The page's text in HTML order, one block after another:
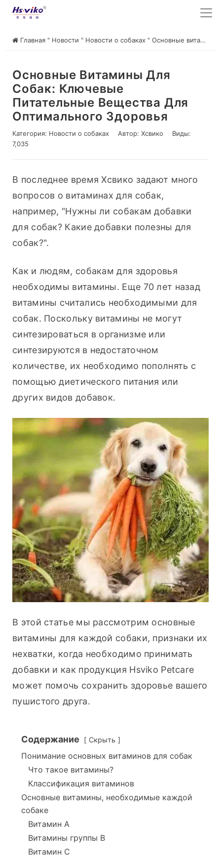
Главная " Новости " Новости о собаках " Основные витамины для собак: ключевые питательные вещества для оптимального здоровья
Основные Витамины Для
Собак: Ключевые
Питательные Вещества Для
Оптимального Здоровья
Категория: Новости о собаках Автор: Хсвико
Виды:
7,035
В последнее время Хсвико задают много
вопросов о витаминах для собак,
например, "Нужны ли собакам добавки
для собак? Какие добавки полезны для
собак?".
Как и людям, собакам для здоровья
необходимы витамины. Еще 70 лет назад
витамины считались необходимыми для
собак. Поскольку витамины не могут
синтезироваться в организме или
синтезируются в недостаточном
количестве, их необходимо пополнять с
помощью диетического питания или
других видов добавок.
В этой статье мы рассмотрим основные
витамины для каждой собаки, признаки их
нехватки, когда необходимо принимать
добавки и как продукция Hsviko Petcare
может помочь сохранить здоровье вашего
пушистого друга.
Содержание Скрыть
Понимание основных витаминов для собак
Что такое витамины?
Классификация витаминов
Основные витамины, необходимые каждой
собаке
Витамин A
Витамины группы В
Витамин C